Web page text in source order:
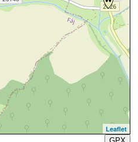
Leaflet